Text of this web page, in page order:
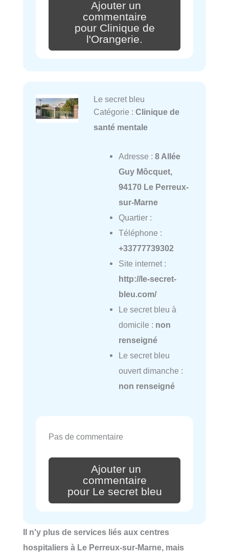
Ajouter un
commentaire
pour Clinique de
l'Orangerie.
Le secret bleu
Catégorie : Clinique de
santé mentale
Adresse : 8 Allée
Guy Môcquet,
94170 Le Perreux-
sur-Marne
Quartier :
Téléphone :
+33777739302
Site internet :
http://le-secret-
bleu.com/
Le secret bleu à
domicile : non
renseigné
Le secret bleu
ouvert dimanche :
non renseigné
Pas de commentaire
Ajouter un
commentaire
pour Le secret bleu
Il n'y plus de services liés aux centres
hospitaliers à Le Perreux-sur-Marne, mais